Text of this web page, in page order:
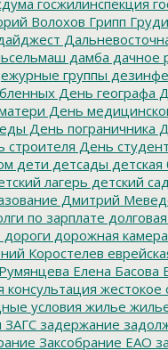
госжилинспекция
Волохов Грипп
дамба дачное
группы
День географа
День
День пограничника
строителя День
дети детсады
лагерь детский сад
Дмитрий
по зарплате
дороги дорожная камера
Коростелев
Елена Басова
консультация жестокое
условия жилье
ЗАГС задержание
Заксобрание ЕАО